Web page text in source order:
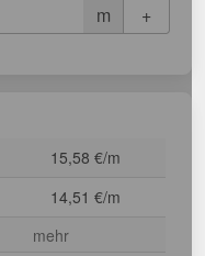
m +
15,58 €/m
14,51 €/m
mehr